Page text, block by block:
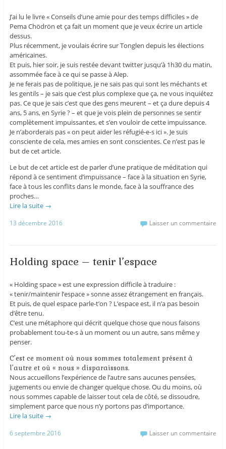
J’ai lu le livre « Conseils d’une amie pour des temps difficiles » de
Pema Chödrön et ça fait un moment que je veux écrire un article
dessus.
Plus récemment, je voulais écrire sur Tonglen depuis les élections
américaines.
Et puis, hier soir, je suis restée devant twitter jusqu’à 1h30 du matin,
assommée face à ce qui se passe à Alep.
Je ne ferais pas de politique, je ne sais pas qui sont les méchants et
les gentils – je sais que c’est plus complexe que ça, ne vous inquiétez
pas. Ce que je sais c’est que des gens meurent – et ça dure depuis 4
ans, 5 ans, en Syrie ? – et que je vois plein de personnes se sentir
complètement impuissantes, et s’en vouloir de cette impuissance.
Je n’aborderais pas « on peut aider les réfugié-e-s ici ». Je suis
consciente de cela, mes amies en sont conscientes. Ce n’est pas le
but de cet article.
Le but de cet article est de parler d’une pratique de méditation qui
répond à ce sentiment d’impuissance – face à la situation en Syrie,
face à tous les conflits dans le monde, face à la souffrance des
proches…
Lire la suite →
13 décembre 2016 Laisser un commentaire
Holding space – tenir l’espace
« Holding space » est une expression difficile à traduire :
« tenir/maintenir l’espace » sonne assez étrangement en français.
Et puis, de quel espace parle-t’on ? L’espace est, il n’a pas besoin
d’être tenu.
C’est une métaphore qui décrit quelque chose que nous faisons
probablement tou-te-s à un moment ou un autre, sans même y
penser.
C’est ce moment où nous sommes totalement présent à
l’autre et où « nous » disparaissons.
Nous accueillons l’expérience de l’autre sans aucunes pensées,
jugements ou envie de changer quelque chose. Ou du moins, où
nous sommes capable de laisser tout cela de côté, se dissoudre,
simplement parce que nous n’y portons pas d’importance.
Lire la suite →
6 septembre 2016 Laisser un commentaire